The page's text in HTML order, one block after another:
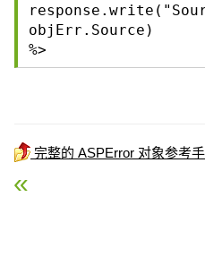
objErr.Source)
%>
完整的 ASPError 对象参考
« ASP URLEncode 方法